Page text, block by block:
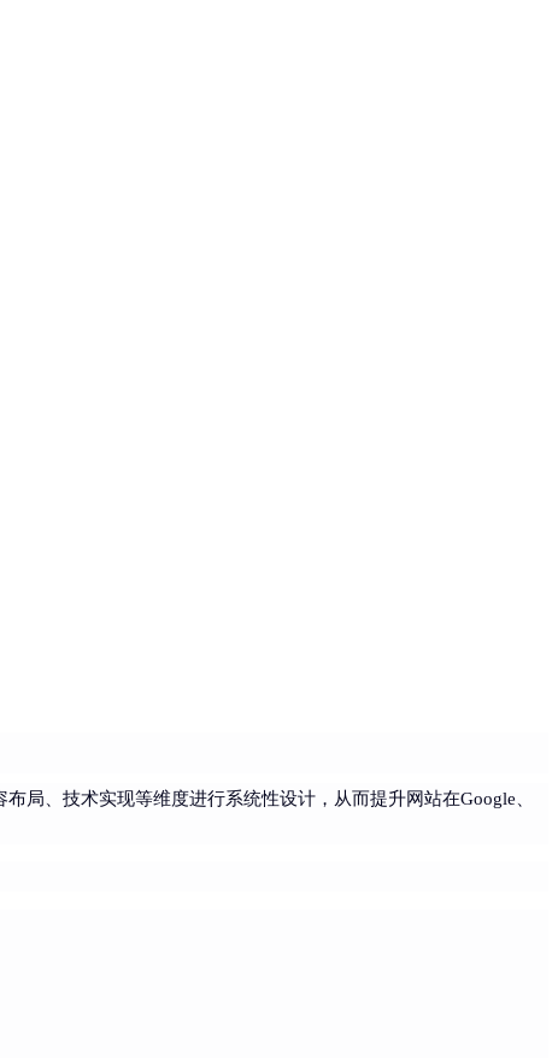
局、技术实现等维度进行系统性设计，从而提升网站在Google、